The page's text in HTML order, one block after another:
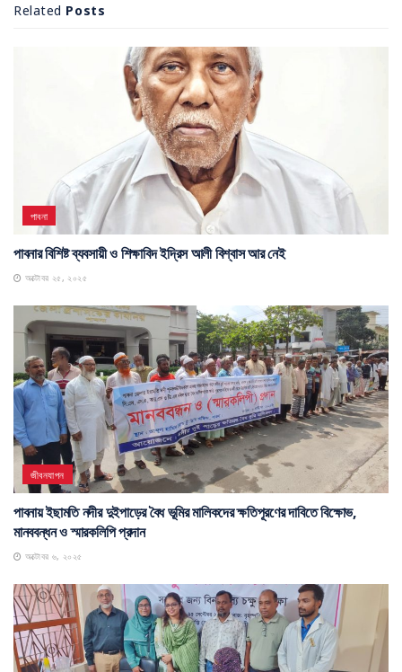
Related Posts
পাবনা
পাবনার বিশিষ্ট ব্যবসায়ী ও শিক্ষাবিদ ইদ্রিস আলী বিশ্বাস আর নেই
অক্টোবর ২৫, ২০২৫
জীবনযাপন
পাবনায় ইছামতি নদীর দুইপাড়ের বৈধ ভূমির মালিকদের ক্ষতিপূরণের দাবিতে বিক্ষোভ,
মানববন্ধন ও স্মারকলিপি প্রদান
অক্টোবর ৬, ২০২৫